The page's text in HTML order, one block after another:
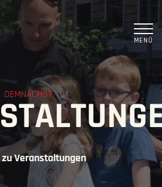
MENÜ
DEMNÄCHST
Veranstaltungen